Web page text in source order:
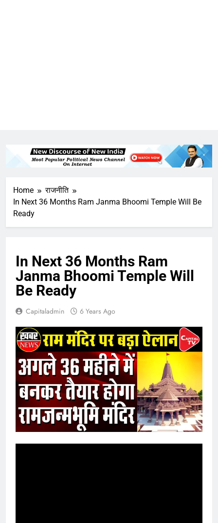
Home
राजनीति
In Next 36 Months Ram Janma Bhoomi Temple Will Be
Ready
In Next 36 Months Ram
Janma Bhoomi Temple Will
Be Ready
Capitaladmin 6 Years Ago